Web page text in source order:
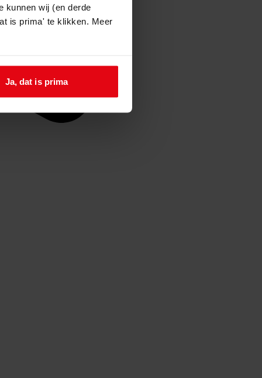
kunnen wij (en derde
is prima' te klikken. Meer
Ja, dat is prima